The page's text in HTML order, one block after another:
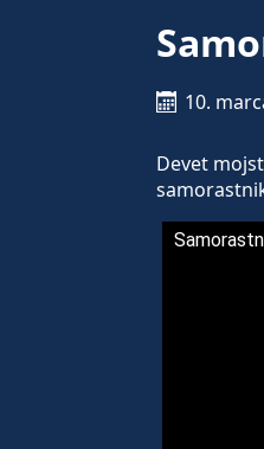
10.
Devet